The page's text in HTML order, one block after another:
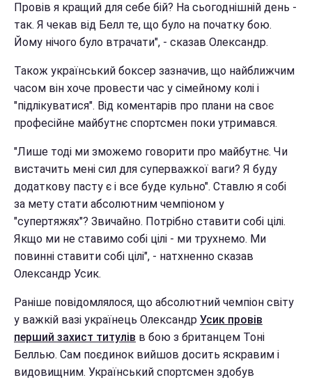
Провів я кращий для себе бій? На сьогоднішній день -
так. Я чекав від Белл те, що було на початку бою.
Йому нічого було втрачати", - сказав Олександр.
Також український боксер зазначив, що найближчим
часом він хоче провести час у сімейному колі і
"підлікуватися". Від коментарів про плани на своє
професійне майбутнє спортсмен поки утримався.
"Лише тоді ми зможемо говорити про майбутнє. Чи
вистачить мені сил для суперважкої ваги? Я буду
додаткову пасту є і все буде кульно". Ставлю я собі
за мету стати абсолютним чемпіоном у
"супертяжях"? Звичайно. Потрібно ставити собі цілі.
Якщо ми не ставимо собі цілі - ми трухнемо. Ми
повинні ставити собі цілі", - натхненно сказав
Олександр Усик.
Раніше повідомлялося, що абсолютний чемпіон світу
у важкій вазі українець Олександр Усик провів
перший захист титулів в бою з британцем Тоні
Беллью. Сам поєдинок вийшов досить яскравим і
видовищним. Український спортсмен здобув